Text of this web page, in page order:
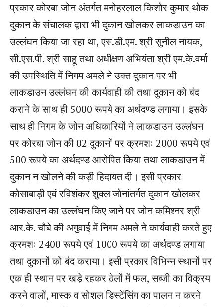
प्रकार कोरबा जोन अंतर्गत मनोहरलाल किशोर कुमार थोक
दुकान के संचालक द्वारा भी दुकान खोलकर लाकडाउन का
उल्लंघन किया जा रहा था, एस.डी.एम. श्री सुनील नायक,
सी.एस.पी. श्री साहू तथा अधीक्षण अभियंता श्री एम.के.वर्मा
की उपस्थिति में निगम अमले ने उक्त दुकान पर भी
लाकडाउन उल्लंघन की कार्यवाही की तथा दुकान को बंद
कराने के साथ ही 5000 रूपये का अर्थदण्ड लगाया। इसके
साथ ही निगम के जोन अधिकारियों ने लाकडाउन उल्लंघन
पर कोरबा जोन की 02 दुकानों पर क्रमशः 2000 रूपये एवं
500 रूपये का अर्थदण्ड आरोपित किया तथा लाकडाउन में
दुकान न खोलने की कड़ी हिदायत दी। इसी प्रकार
कोसाबाड़ी एवं रविशंकर शुक्ल जोनांतर्गत दुकान खोलकर
लाकडाउन का उल्लंघन किए जाने पर जोन कमिश्नर श्री
आर.के. चौबे की अगुवाई में निगम अमले ने कार्यवाही करते हुए
क्रमशः 2400 रूपये एवं 1000 रूपये का अर्थदण्ड लगाया
तथा दुकानों को बंद कराया। इसी प्रकार विभिन्न स्थानों पर
एक ही स्थान पर खडे़ रहकर ठेलों में फल, सब्जी का विक्रय
करने वालों, मास्क व सोशल डिस्टेंसिंग का पालन न करने